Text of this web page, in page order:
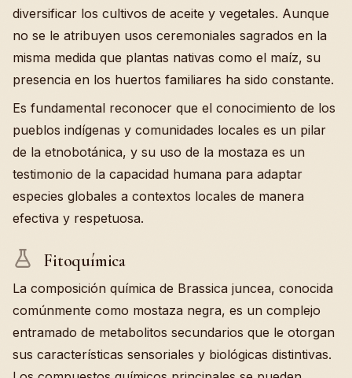
diversificar los cultivos de aceite y vegetales. Aunque
no se le atribuyen usos ceremoniales sagrados en la
misma medida que plantas nativas como el maíz, su
presencia en los huertos familiares ha sido constante.
Es fundamental reconocer que el conocimiento de los
pueblos indígenas y comunidades locales es un pilar
de la etnobotánica, y su uso de la mostaza es un
testimonio de la capacidad humana para adaptar
especies globales a contextos locales de manera
efectiva y respetuosa.
Fitoquímica
La composición química de Brassica juncea, conocida
comúnmente como mostaza negra, es un complejo
entramado de metabolitos secundarios que le otorgan
sus características sensoriales y biológicas distintivas.